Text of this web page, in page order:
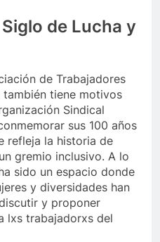
de Lucha y
de Trabajadores
también tiene motivos
Sindical
sus 100 años
refleja la historia de
gremio inclusivo. A lo
sido un espacio donde
y diversidades han
y proponer
lxs trabajadorxs del